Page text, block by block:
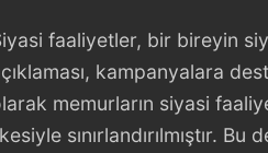
faaliyetler, bir bireyin
kampanyalara
memurların siyasi
sınırlandırılmıştır.